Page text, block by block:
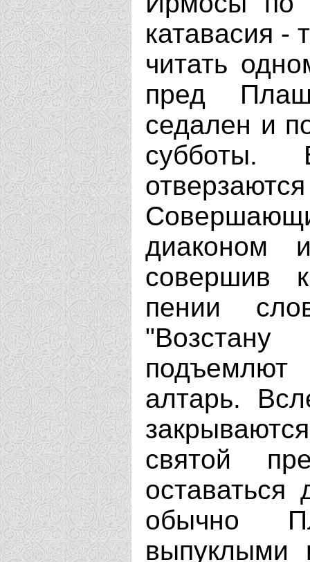
катавасия -
читать
пред
седален и
диаконом
совершив
пении
алтарь.
святой
обычно
выпуклыми